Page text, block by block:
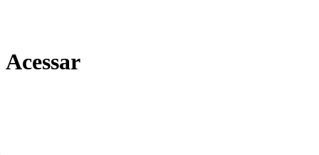
Acessar